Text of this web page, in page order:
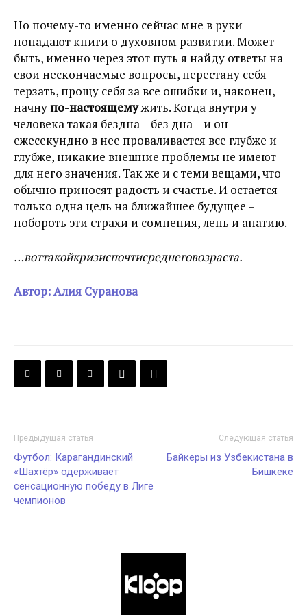
Но почему-то именно сейчас мне в руки
попадают книги о духовном развитии. Может
быть, именно через этот путь я найду ответы на
свои нескончаемые вопросы, перестану себя
терзать, прощу себя за все ошибки и, наконец,
начнупо-настоящемужить. Когда внутри у
человека такая бездна – без дна – и он
ежесекундно в нее проваливается все глубже и
глубже, никакие внешние проблемы не имеют
для него значения. Так же и с теми вещами, что
обычно приносят радость и счастье. И остается
только одна цель на ближайшее будущее –
побороть эти страхи и сомнения, лень и апатию.
…воттакойкризиспочтисреднеговозраста.
Автор: Алия Суранова
Предыдущая статья
Футбол: Карагандинский
«Шахтёр» одерживает
сенсационную победу в Лиге
чемпионов
Следующая статья
Байкеры из Узбекистана в
Бишкеке